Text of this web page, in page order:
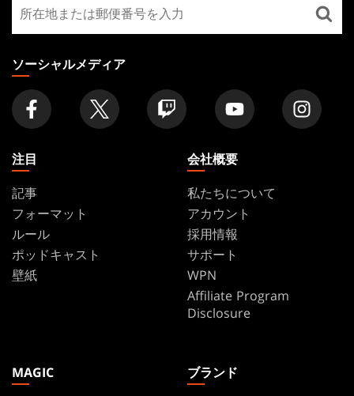
FOOTER
寄
り
の
店
舗
を
探
す
ソーシャルメディア
注目
記事
フォーマット
ルール
ポッドキャスト
壁紙
会社概要
私たちについて
アカウント
採用情報
サポート
WPN
Affiliate Program
Disclosure
MAGIC
ブランド